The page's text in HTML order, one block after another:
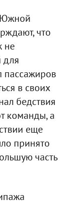
Южной
что
не
для
пассажиров
в своих
бедствия
команды, а
еще
принято
часть